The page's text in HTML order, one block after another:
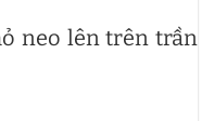
neo lên trên trần